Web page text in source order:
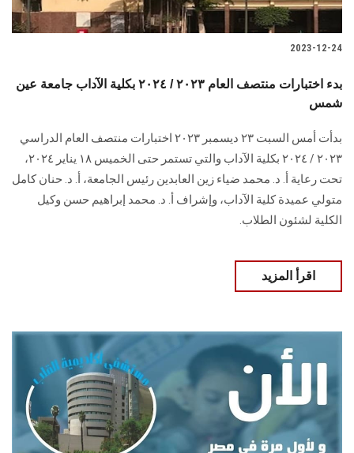
2023-12-24
بدء اختبارات منتصف العام ٢٠٢٣ / ٢٠٢٤ بكلية الآداب جامعة عين
شمس
بدأت أمس السبت ٢٣ ديسمبر ٢٠٢٣ اختبارات منتصف العام الدراسي
٢٠٢٣ / ٢٠٢٤ بكلية الآداب والتي تستمر حتى الخميس ١٨ يناير ٢٠٢٤،
تحت رعاية أ. د. محمد ضياء زين العابدين رئيس الجامعة، أ. د. حنان كامل
متولي عميدة كلية الآداب، وإشراف أ. د. محمد إبراهيم حسن وكيل
الكلية لشئون الطلاب.
اقرأ المزيد